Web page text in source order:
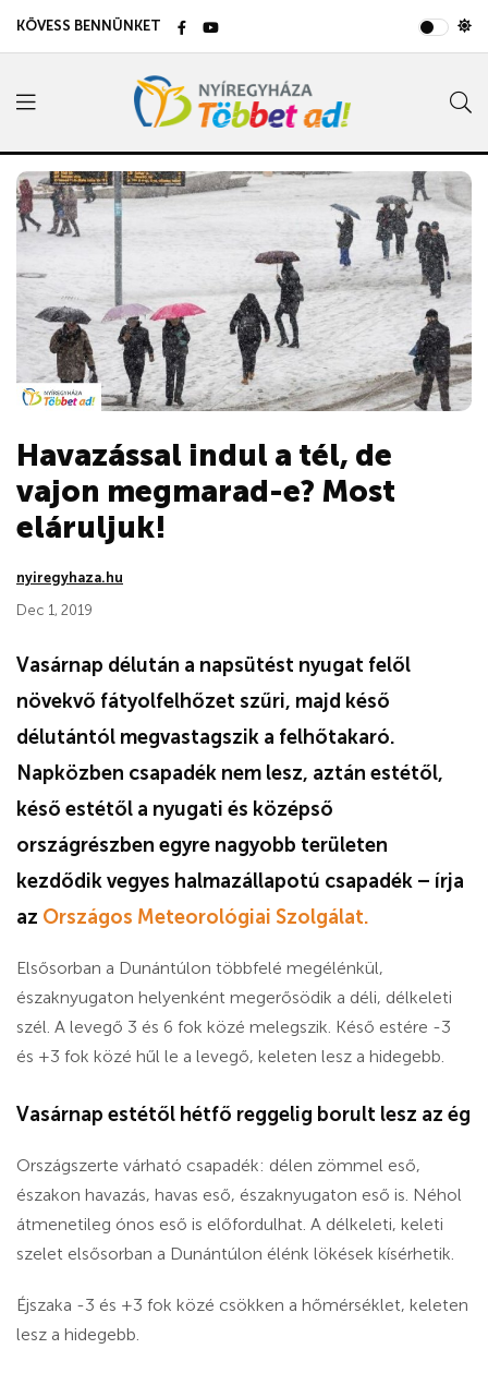
KÖVESS BENNÜNKET
Havazással indul a tél, de
vajon megmarad-e? Most
eláruljuk!
nyiregyhaza.hu
Dec 1, 2019
Vasárnap délután a napsütést nyugat felől
növekvő fátyolfelhőzet szűri, majd késő
délutántól megvastagszik a felhőtakaró.
Napközben csapadék nem lesz, aztán estétől,
késő estétől a nyugati és középső
országrészben egyre nagyobb területen
kezdődik vegyes halmazállapotú csapadék – írja
az Országos Meteorológiai Szolgálat.
Elsősorban a Dunántúlon többfelé megélénkül,
északnyugaton helyenként megerősödik a déli, délkeleti
szél. A levegő 3 és 6 fok közé melegszik. Késő estére -3
és +3 fok közé hűl le a levegő, keleten lesz a hidegebb.
Vasárnap estétől hétfő reggelig borult lesz az ég
Országszerte várható csapadék: délen zömmel eső,
északon havazás, havas eső, északnyugaton eső is. Néhol
átmenetileg ónos eső is előfordulhat. A délkeleti, keleti
szelet elsősorban a Dunántúlon élénk lökések kísérhetik.
Éjszaka -3 és +3 fok közé csökken a hőmérséklet, keleten
lesz a hidegebb.